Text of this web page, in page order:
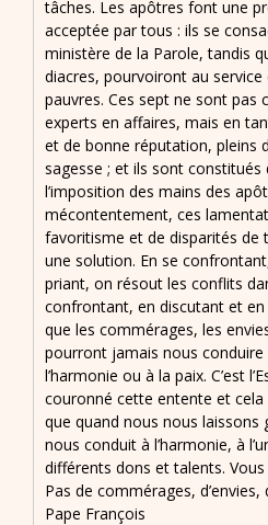
tâches. Les apôtres font une
acceptée par tous : ils se
ministère de la Parole, tandis
diacres, pourvoiront au service
pauvres. Ces sept ne sont pas
experts en affaires, mais en
et de bonne réputation, pleins
sagesse ; et ils sont constitués
l’imposition des mains des
mécontentement, ces
favoritisme et de disparités de
une solution. En se
priant, on résout les conflits
confrontant, en discutant et
que les commérages, les
pourront jamais nous conduire
l’harmonie ou à la paix. C’est
couronné cette entente et
que quand nous nous laissons
nous conduit à l’harmonie, à
différents dons et talents.
Pas de commérages,
Pape François